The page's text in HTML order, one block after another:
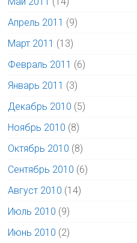
Апрель 2011 (9)
Март 2011 (13)
Февраль 2011 (6)
Январь 2011 (3)
Декабрь 2010 (5)
Ноябрь 2010 (8)
Октябрь 2010 (8)
Сентябрь 2010 (6)
Август 2010 (14)
Июль 2010 (9)
Июнь 2010 (2)